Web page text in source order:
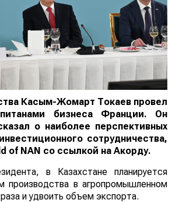
Касым-Жомарт Токаев провел
бизнеса Франции. Он
о наиболее перспективных
сотрудничества,
of NAN со ссылкой на Акорду.
в Казахстане планируется
производства в агропромышленном
и удвоить объем экспорта.